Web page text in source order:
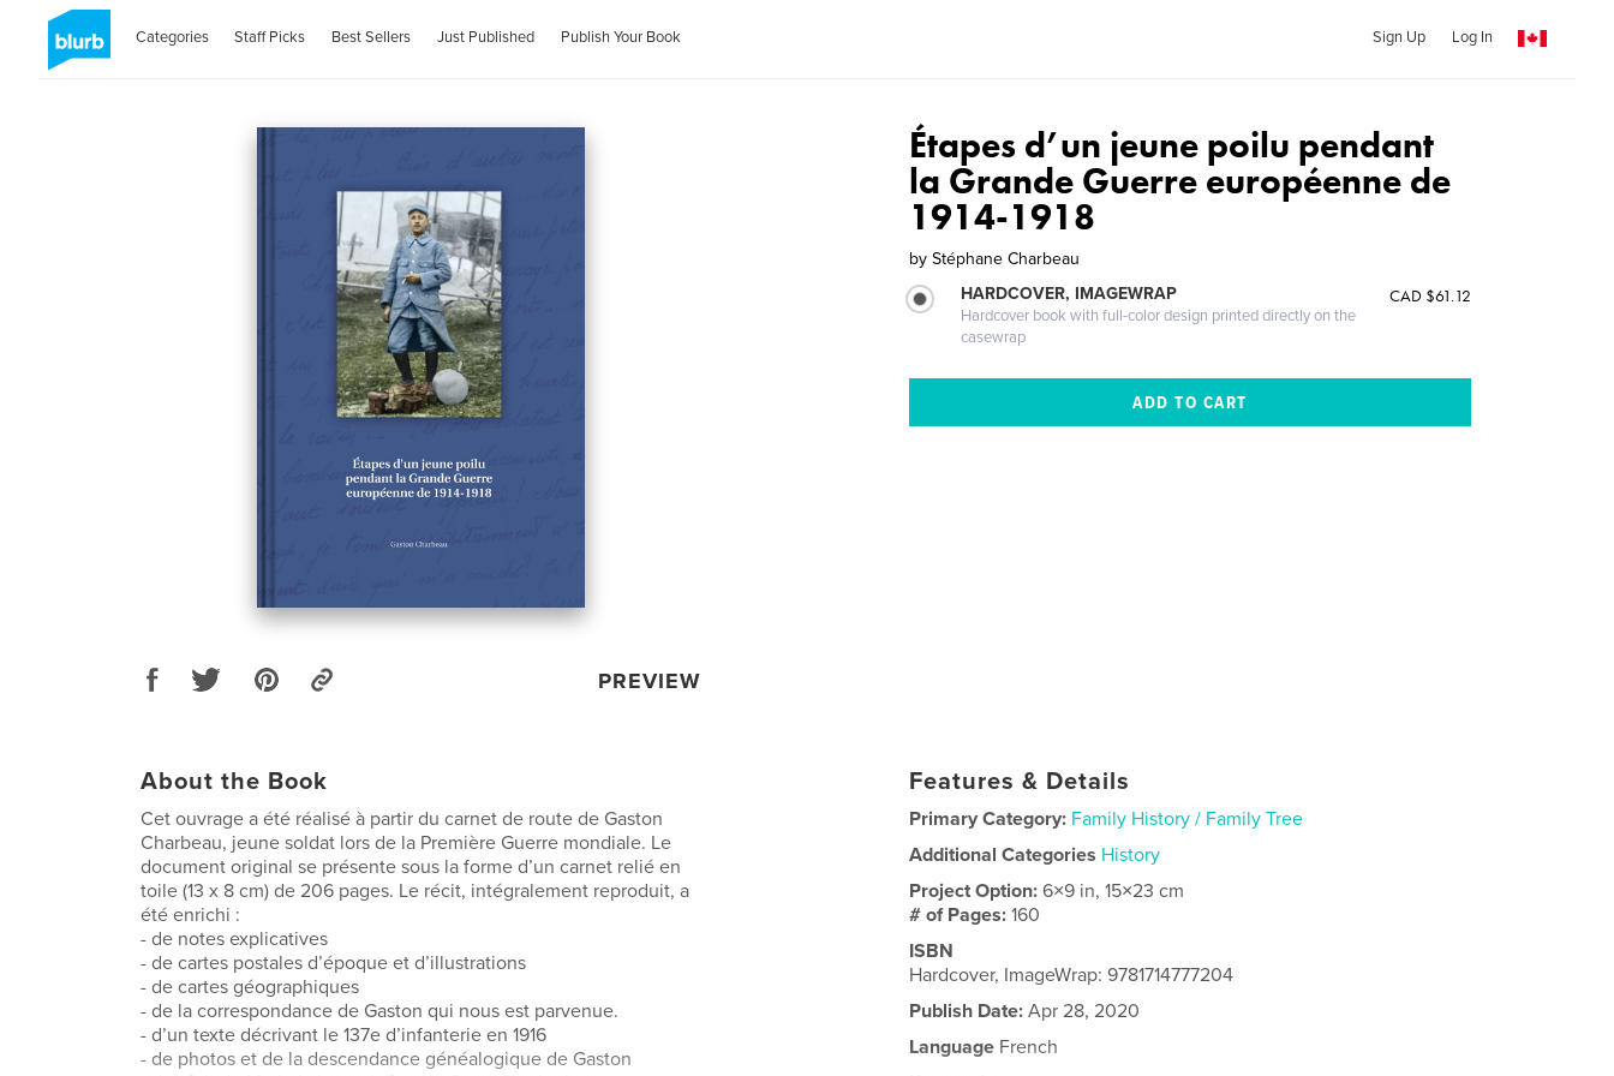
Categories Staff Picks Best Sellers Just Published Publish Your Book Sign Up Log In
PREVIEW
Étapes d’un jeune poilu pendant
la Grande Guerre européenne de
1914-1918
by Stéphane Charbeau
HARDCOVER, IMAGEWRAP
Hardcover book with full-color design printed directly on the
casewrap
CAD $61.12
About the Book
Cet ouvrage a été réalisé à partir du carnet de route de Gaston
Charbeau, jeune soldat lors de la Première Guerre mondiale. Le
document original se ­présente sous la forme d’un carnet relié en
toile (13 x 8 cm) de 206 pages. Le récit, intégralement reproduit, a
été enrichi :
- de notes explicatives
- de cartes postales d’époque et d’illustrations
- de cartes géographiques
- de la correspondance de Gaston qui nous est parvenue.
- d’un texte décrivant le 137e d’infanterie en 1916
- de photos et de la descendance généalogique de Gaston
Features & Details
Primary Category: Family History / Family Tree
Additional Categories History
Project Option:6×9 in, 15×23 cm
# of Pages:160
ISBN
Hardcover, ImageWrap: 9781714777204
Publish Date: Apr 28, 2020
Language French